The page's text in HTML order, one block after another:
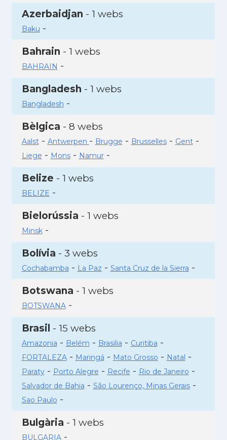
Azerbaidjan - 1 webs
Baku -
Bahrain - 1 webs
BAHRAIN -
Bangladesh - 1 webs
Bangladesh -
Bèlgica - 8 webs
Aalst- Antwerpen - Brugge - Brusselles- Gent-
Liege - Mons- Namur-
Belize - 1 webs
BELIZE -
Bielorússia - 1 webs
Minsk-
Bolívia - 3 webs
Cochabamba - La Paz - Santa Cruz de la Sierra -
Botswana - 1 webs
BOTSWANA-
Brasil - 15 webs
Amazonia - Belém - Brasilia - Curitiba -
FORTALEZA- Maringá - Mato Grosso - Natal -
Paraty- Porto Alegre - Recife - Rio de Janeiro -
Salvador de Bahia - São Lourenço, Minas Gerais-
Sao Paulo -
Bulgària - 1 webs
BULGARIA-